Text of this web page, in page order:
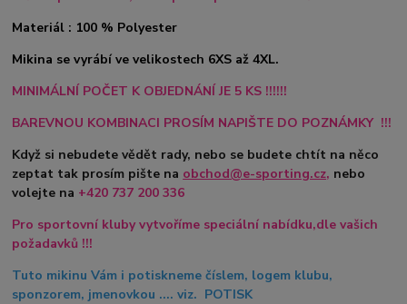
Materiál : 100 % Polyester
Mikina se vyrábí ve velikostech 6XS až 4XL.
MINIMÁLNÍ POČET K OBJEDNÁNÍ JE 5 KS !!!!!!
BAREVNOU KOMBINACI PROSÍM NAPIŠTE DO POZNÁMKY !!!
Když si nebudete vědět rady, nebo se budete chtít na něco
zeptat tak prosím pište na obchod@e-sporting.cz, nebo
volejte na +420 737 200 336
Pro sportovní kluby vytvoříme speciální nabídku,dle vašich
požadavků !!!
Tuto mikinu Vám i potiskneme číslem, logem klubu,
sponzorem, jmenovkou .... viz. POTISK